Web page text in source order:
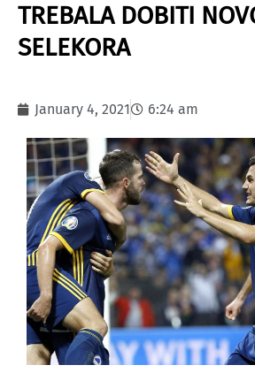
TREBALA DOBITI
SELEKORA
January 4, 2021 6:24 am